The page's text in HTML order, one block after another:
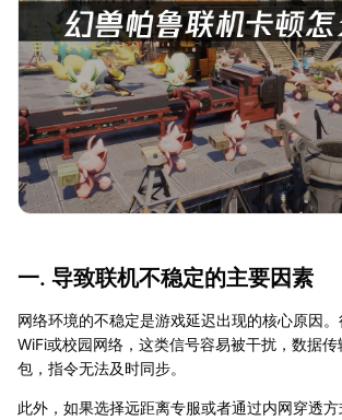
一. 导致联机不稳定的主要因素
网络环境的不稳定是游戏延迟出现的核心原因
WiFi或校园网络，这类信号容易被干扰，数据
包，指令无法及时同步。
此外，如果选择远距离专服或者通过内网穿透